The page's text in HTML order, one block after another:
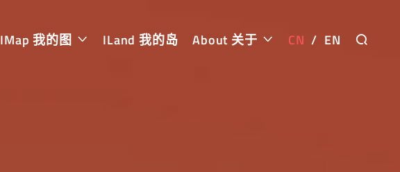
IMap 我的图 ILand 我的岛 About 关于 CN / EN